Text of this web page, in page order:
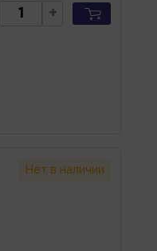
+
Нет в наличии